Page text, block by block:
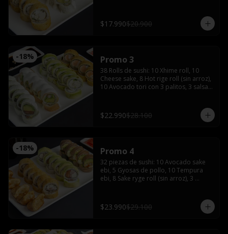
$17.990$20.900
-18% Promo 3
38 Rolls de sushi: 10 Xhime roll, 10
Cheese sake, 8 Hot rige roll (sin arroz),
10 Avocado tori con 3 palitos, 3 salsas
$22.990$28.100
-18% Promo 4
32 piezas de sushi: 10 Avocado sake
ebi, 5 Gyosas de pollo, 10 Tempura
ebi, 8 Sake ryge roll (sin arroz), 3
1.5 Litros
$23.990$29.100